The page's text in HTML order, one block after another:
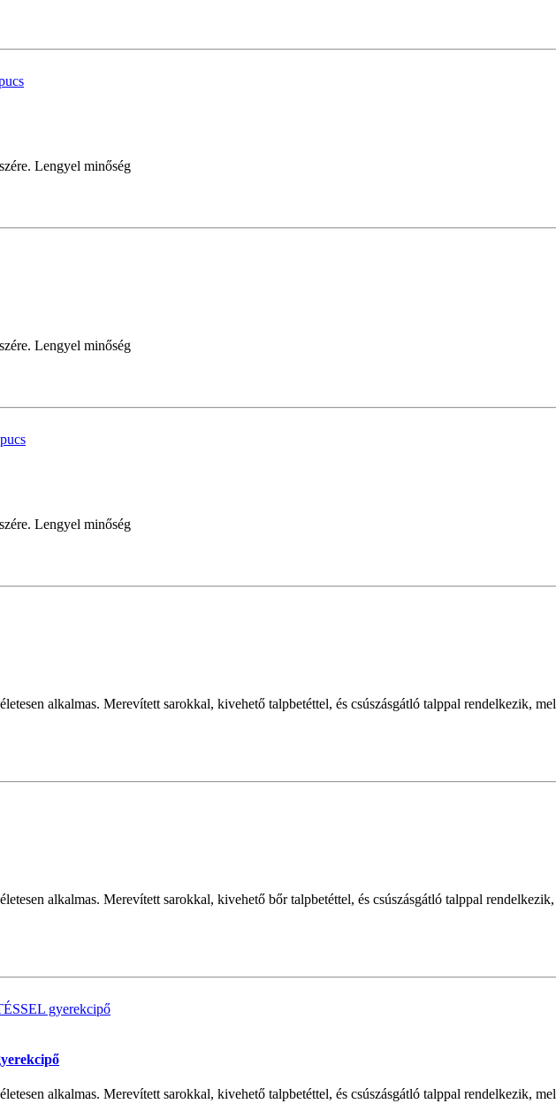
Lengyel minőség
Lengyel minőség
Lengyel minőség
alkalmas. Merevített sarokkal, kivehető talpbetéttel, és csúszásgátló talppal rendelkezik,
alkalmas. Merevített sarokkal, kivehető bőr talpbetéttel, és csúszásgátló talppal
alkalmas. Merevített sarokkal, kivehető talpbetéttel, és csúszásgátló talppal rendelkezik,